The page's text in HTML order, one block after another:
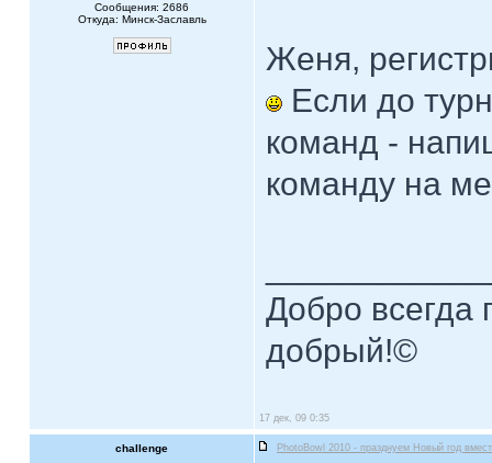
Сообщения: 2686
Откуда: Минск-Заславль
Женя,
Если до
команд -
команду на
Добро всегда
добрый!©
17 дек, 09 0:35
challenge PhotoBowl 2010 - празднуем Новый год